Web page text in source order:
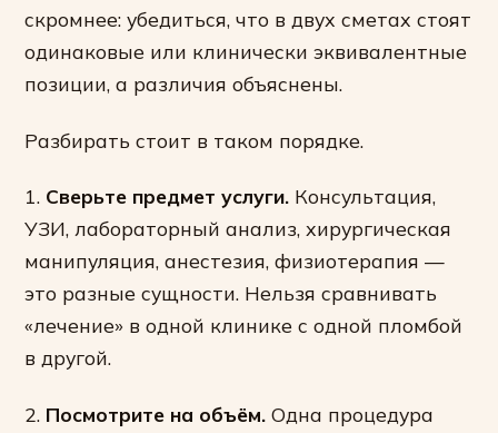
скромнее: убедиться, что в двух сметах стоят
одинаковые или клинически эквивалентные
позиции, а различия объяснены.
Разбирать стоит в таком порядке.
1. Сверьте предмет услуги. Консультация,
УЗИ, лабораторный анализ, хирургическая
манипуляция, анестезия, физиотерапия —
это разные сущности. Нельзя сравнивать
«лечение» в одной клинике с одной пломбой
в другой.
2. Посмотрите на объём. Одна процедура